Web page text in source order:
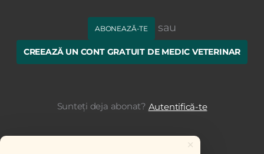
ABONEAZĂ-TE sau
CREEAZĂ UN CONT GRATUIT DE MEDIC VETERINAR
Sunteți deja abonat? Autentifică-te
×